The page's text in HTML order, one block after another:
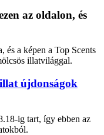
az oldalon, és
és a képen a Top Scents
illatvilággal.
illat újdonságok
ig tart, így ebben az